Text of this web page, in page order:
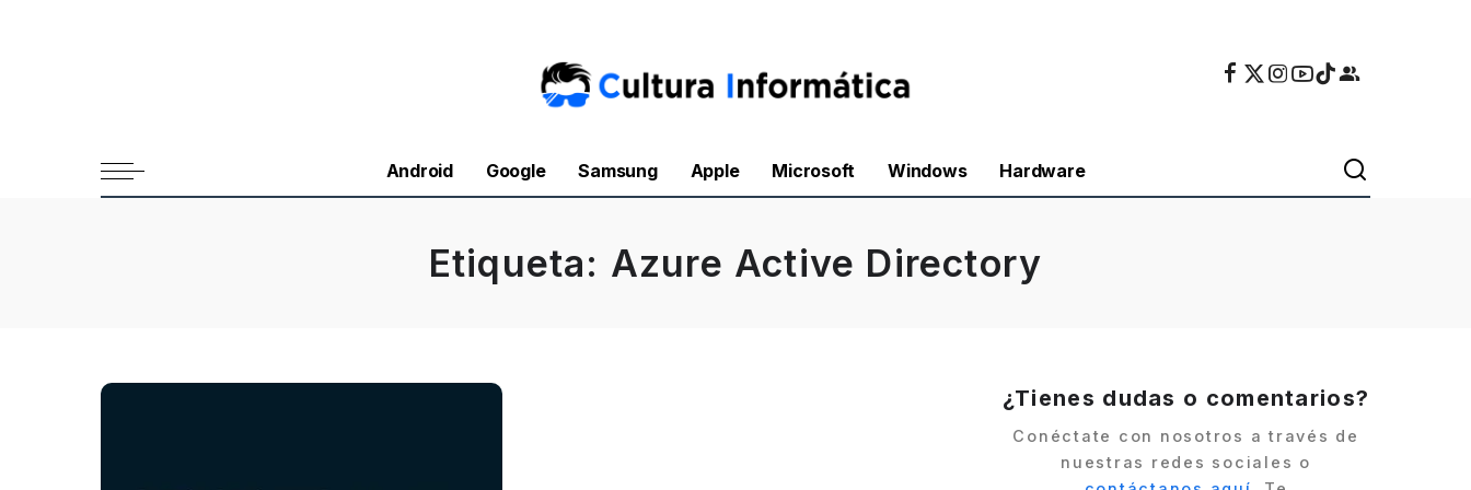
Android Google Samsung Apple Microsoft Windows Hardware
Etiqueta: Azure Active Directory
¿Tienes dudas o comentarios?
Conéctate con nosotros a través de
nuestras redes sociales o